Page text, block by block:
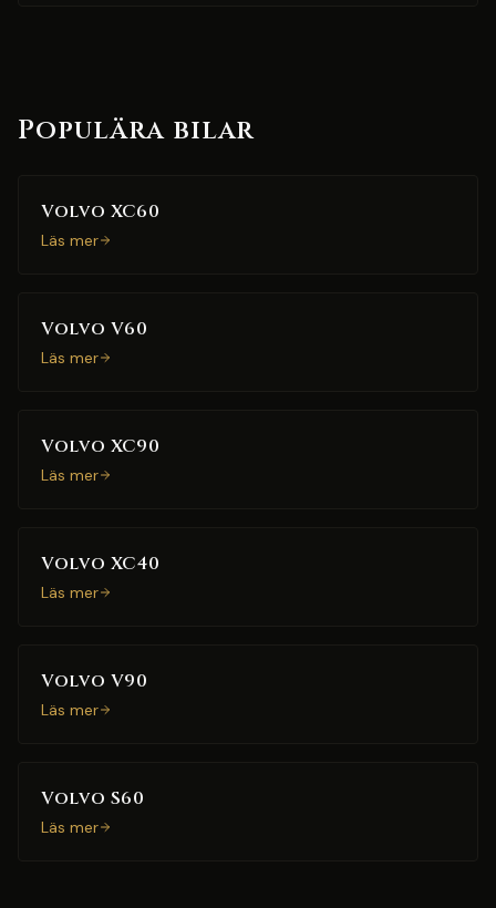
Populära bilar
Volvo XC60
Läs mer
Volvo V60
Läs mer
Volvo XC90
Läs mer
Volvo XC40
Läs mer
Volvo V90
Läs mer
Volvo S60
Läs mer